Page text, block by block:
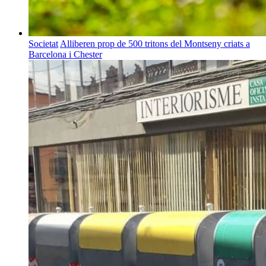
Societat Alliberen prop de 500 tritons del Montseny criats a
Barcelona i Chester